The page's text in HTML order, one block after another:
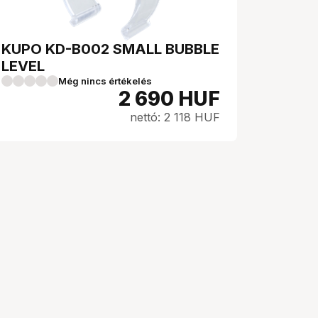
KUPO KD-B002 SMALL BUBBLE
LEVEL
Még nincs értékelés
2 690 HUF
nettó: 2 118 HUF